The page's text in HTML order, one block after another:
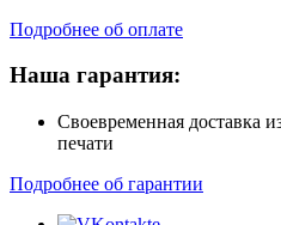
Подробнее об оплате
Наша гарантия:
Своевременная доставка
печати
Подробнее об гарантии